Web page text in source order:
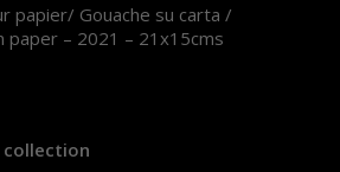
papier/ Gouache su carta /
paper – 2021 – 21x15cms
collection